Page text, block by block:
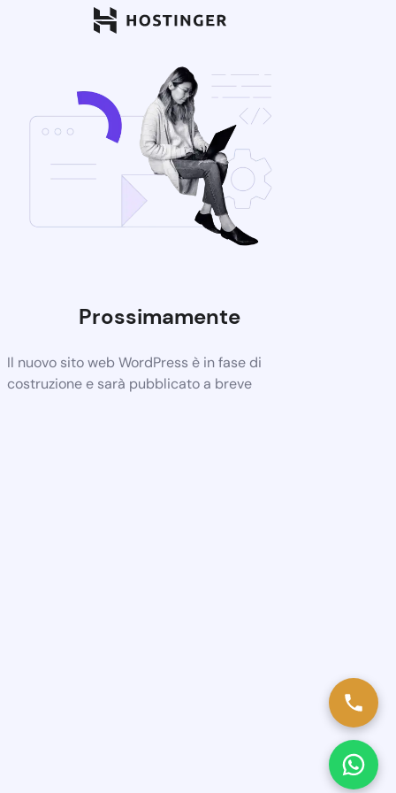
Prossimamente
Il nuovo sito web WordPress è in fase di
costruzione e sarà pubblicato a breve